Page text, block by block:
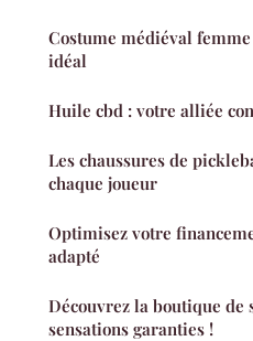
Costume médiéval
idéal
Huile cbd : votre alliée
Les chaussures de
chaque joueur
Optimisez votre
adapté
Découvrez la boutique de
sensations garanties !